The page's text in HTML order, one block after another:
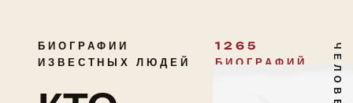
БИОГРАФИИ
ИЗВЕСТНЫХ ЛЮДЕЙ
1265
БИОГРАФИЙ